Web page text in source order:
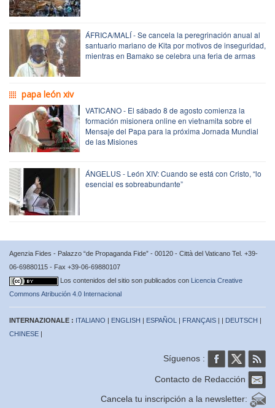
ÁFRICA/MALÍ - Se cancela la peregrinación anual al
santuario mariano de Kita por motivos de inseguridad,
mientras en Bamako se celebra una feria de armas
papa león xiv
VATICANO - El sábado 8 de agosto comienza la
formación misionera online en vietnamita sobre el
Mensaje del Papa para la próxima Jornada Mundial
de las Misiones
ÁNGELUS - León XIV: Cuando se está con Cristo, “lo
esencial es sobreabundante”
Agenzia Fides - Palazzo “de Propaganda Fide” - 00120 - Città del Vaticano Tel. +39-
06-69880115 - Fax +39-06-69880107
Los contenidos del sitio son publicados con Licencia Creative
Commons Atribución 4.0 Internacional
INTERNAZIONALE : ITALIANO | ENGLISH | ESPAÑOL | FRANÇAIS | | DEUTSCH |
CHINESE |
Síguenos :
Contacto de Redacción
Cancela tu inscripción a la newsletter: